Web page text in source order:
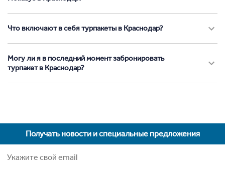
Что включают в себя турпакеты в Краснодар?
Могу ли я в последний момент забронировать
турпакет в Краснодар?
Получать новости и специальные предложения